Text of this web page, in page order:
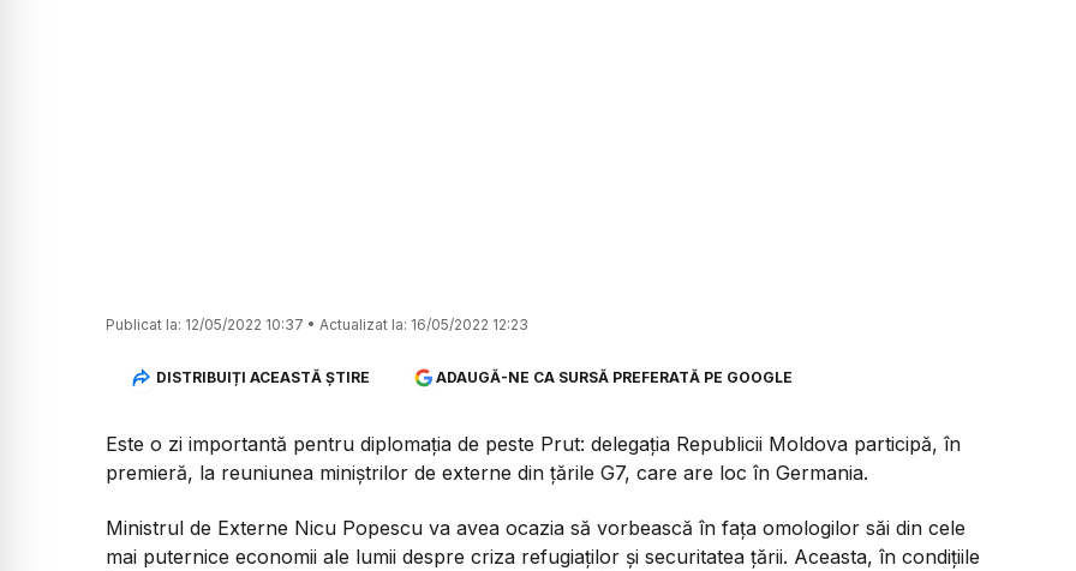
Publicat la: 12/05/2022 10:37 • Actualizat la: 16/05/2022 12:23
DISTRIBUIȚI ACEASTĂ ȘTIRE ADAUGĂ-NE CA SURSĂ PREFERATĂ PE GOOGLE
Este o zi importantă pentru diplomația de peste Prut: delegația Republicii Moldova participă, în
premieră, la reuniunea miniștrilor de externe din țările G7, care are loc în Germania.
Ministrul de Externe Nicu Popescu va avea ocazia să vorbească în fața omologilor săi din cele
mai puternice economii ale lumii despre criza refugiaților și securitatea țării. Aceasta, în condițiile